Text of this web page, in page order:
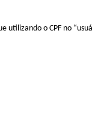
utilizando o CPF no